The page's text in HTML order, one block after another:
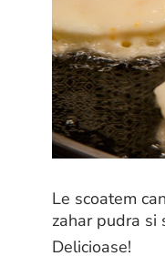
Le scoatem
zahar pudra si
Delicioase!